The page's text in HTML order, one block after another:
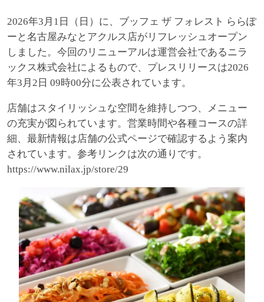
2026年3月1日（日）に、ブッフェ ザ フォレスト ららぽ
ーと名古屋みなとアクルス店がリフレッシュオープン
しました。今回のリニューアルは運営会社であるニラ
ックス株式会社によるもので、プレスリリースは2026
年3月2日 09時00分に公表されています。
店舗はスタイリッシュな空間を維持しつつ、メニュー
の充実が図られています。営業時間や各種コースの詳
細、最新情報は店舗の公式ページで確認するよう案内
されています。参考リンクは次の通りです。
https://www.nilax.jp/store/29